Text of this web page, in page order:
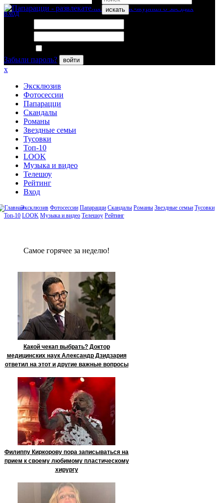
искать
вход
Забыли пароль?
войти
x
Эксклюзив
Фотосессии
Папарацци
Скандалы
Романы
Звездные семьи
Тусовки
Топ-10
LOOK
Музыка и видео
Телешоу
Рейтинг
Вход
Эксклюзив Фотосессии Папарацци Скандалы Романы Звездные семьи Тусовки
Топ-10 LOOK Музыка и видео Телешоу Рейтинг
Сaмое гoрячее за неделю!
Какой чекап выбрать? Доктор
медицинских наук Александр Дзидзария
ответил на этот и другие важные вопросы
Филиппу Киркорову пора записываться на
прием к своему любимому пластическому
хирургу